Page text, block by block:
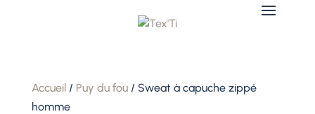
Accueil/ Puy du fou/ Sweat à capuche zippé
homme